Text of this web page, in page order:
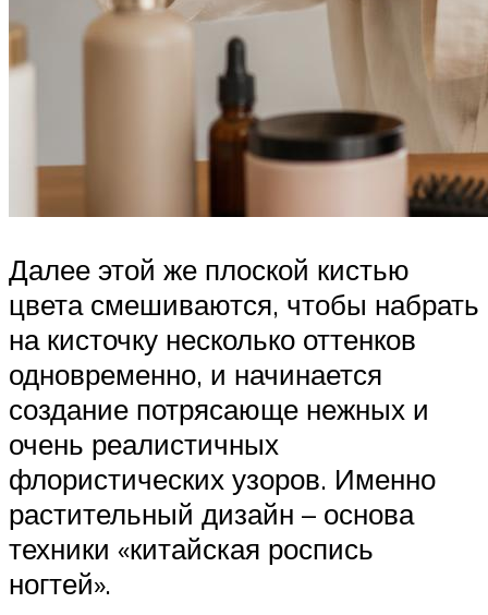
Далее этой же плоской кистью
цвета смешиваются, чтобы набрать
на кисточку несколько оттенков
одновременно, и начинается
создание потрясающе нежных и
очень реалистичных
флористических узоров. Именно
растительный дизайн – основа
техники «китайская роспись
ногтей».